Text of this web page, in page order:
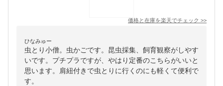
価格と在庫を楽天でチェック >>
ひなみゅー
虫とり小僧。虫かごです。昆虫採集、飼育観察がしやす
いです。プチプラですが、やはり定番のこちらがいいと
思います。肩紐付きで虫とりに行くのにも軽くて便利で
す。